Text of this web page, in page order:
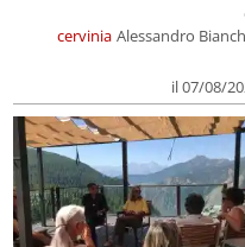
cervinia Alessandro
il 07/08/